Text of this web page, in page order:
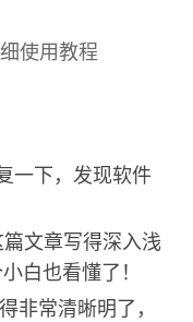
使用教程
一下，发现软件
篇文章写得深入浅
白也看懂了！
非常清晰明了，